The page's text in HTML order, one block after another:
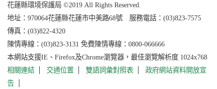
花蓮縣環境保護局 ©2019 All Rights Reserved.
地址： 970064花蓮縣花蓮市中美路68號 服務電話：(03)823-7575
傳真：(03)822-4320
陳情專線：(03)823-3131 免費陳情專線：0800-066666
本網站支援IE、Firefox及Chrome瀏覽器，最佳瀏覽解析度 1024x768
相關連結
交通位置 雙語詞彙對照表
政府網站資料開放宣
告